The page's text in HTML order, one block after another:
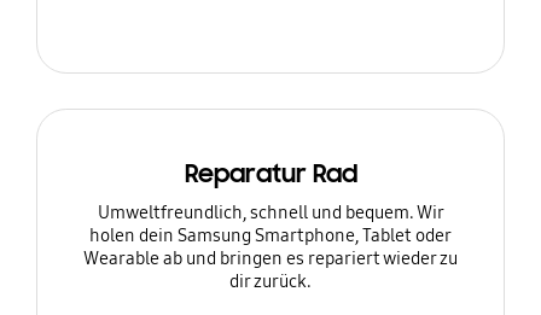
Reparatur Rad
Umweltfreundlich, schnell und bequem. Wir
holen dein Samsung Smartphone, Tablet oder
Wearable ab und bringen es repariert wieder zu
dir zurück.